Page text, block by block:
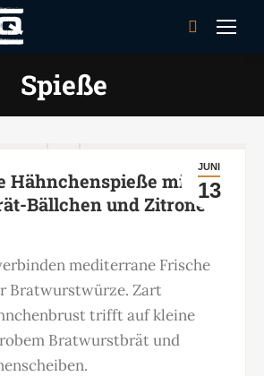
Search:
Spieße
JUNI
13
Hähnchenspieße mit
Bällchen und Zitrone
mediterrane Frische
Bratwurstwürze. Zart
trifft auf kleine
Bratwurstbrät und